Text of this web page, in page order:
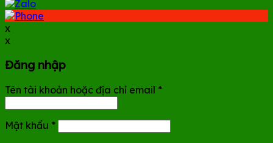
x
x
Đăng nhập
Tên tài khoản hoặc địa chỉ email *
Mật khẩu *